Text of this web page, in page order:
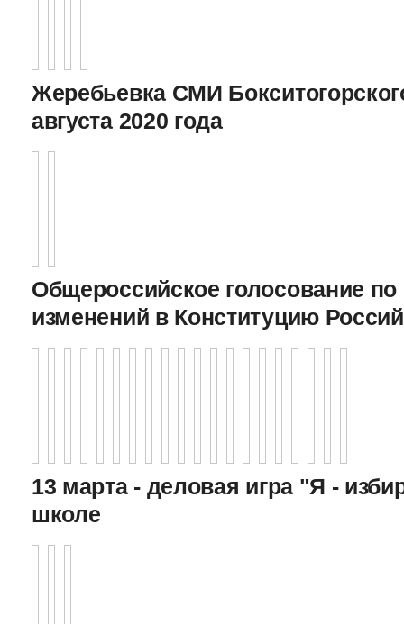
Жеребьевка СМИ
августа 2020 года
Общероссийское голосование
изменений в Конституцию
13 марта - деловая игра "Я -
школе